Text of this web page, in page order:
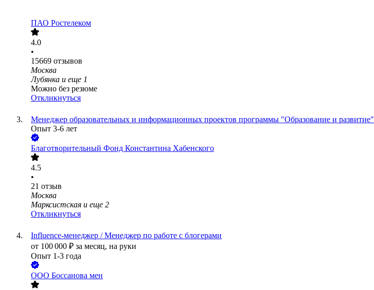
ПАО Ростелеком
4.0
•
15669 отзывов
Москва
Лубянка и еще 1
Можно без резюме
Откликнуться
Менеджер образовательных и информационных проектов программы "Образование и развитие"
Опыт 3-6 лет
Благотворительный Фонд Константина Хабенского
4.5
•
21 отзыв
Москва
Марксистская и еще 2
Откликнуться
Influenсe-менеджер / Менеджер по работе с блогерами
от 100 000 ₽ за месяц, на руки
Опыт 1-3 года
ООО Боссанова мен